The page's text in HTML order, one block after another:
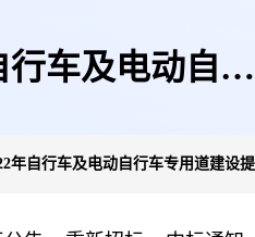
行车及电动自行
年自行车及电动自行车专用道建设